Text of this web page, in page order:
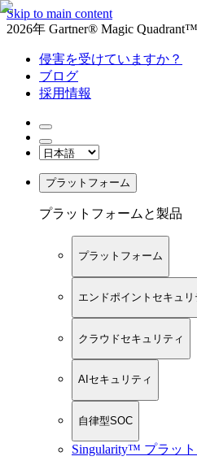
Skip to main content
2026年 Gartner® Magic
侵害を受けていますか？
ブログ
採用情報
プラットフォーム
プラットフォームと製品
プラットフォーム
エンドポイントセキュリ
クラウドセキュリティ
AIセキュリティ
自律型SOC
Singularity™ プラッ